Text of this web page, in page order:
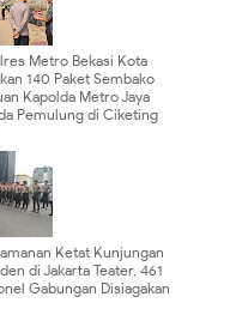
Metro Bekasi Kota
140 Paket Sembako
Kapolda Metro Jaya
Pemulung di Ciketing
Ketat Kunjungan
di Jakarta Teater, 461
Gabungan Disiagakan